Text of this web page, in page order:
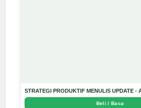
STRATEGI PRODUKTIF MENULIS UPDATE -
Beli / Baca